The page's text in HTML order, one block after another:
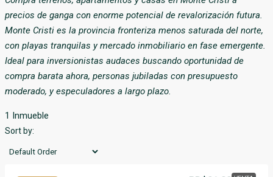
precios de ganga con enorme potencial de revalorización futura.
Monte Cristi es la provincia fronteriza menos saturada del norte,
con playas tranquilas y mercado inmobiliario en fase emergente.
Ideal para inversionistas audaces buscando oportunidad de
compra barata ahora, personas jubiladas con presupuesto
moderado, y especuladores a largo plazo.
1 Inmueble
Sort by: